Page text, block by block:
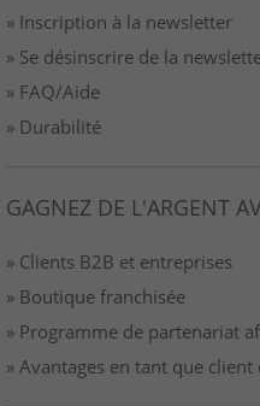
» Inscription à la newsletter
» Se désinscrire de la
» FAQ/Aide
» Durabilité
GAGNEZ DE L'ARGENT
» Clients B2B et entreprises
» Boutique franchisée
» Programme de partenariat
» Avantages en tant que